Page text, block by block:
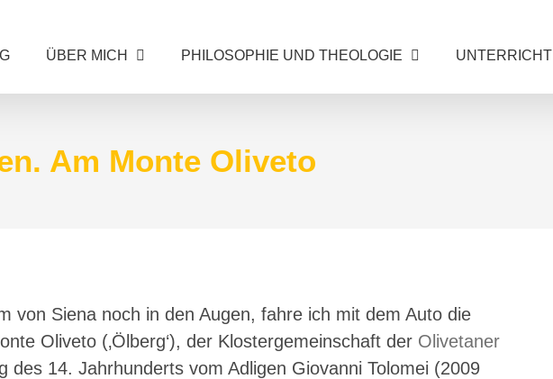
ÜBER MICH PHILOSOPHIE UND THEOLOGIE UNTERRICHT
Am Monte Oliveto
von Siena noch in den Augen, fahre ich mit dem Auto die
Oliveto (‚Ölberg‘), der Klostergemeinschaft der Olivetaner
des 14. Jahrhunderts vom Adligen Giovanni Tolomei (2009